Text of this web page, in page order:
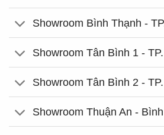
Showroom Bình Thạnh -
Showroom Tân Bình 1 -
Showroom Tân Bình 2 -
Showroom Thuận An -